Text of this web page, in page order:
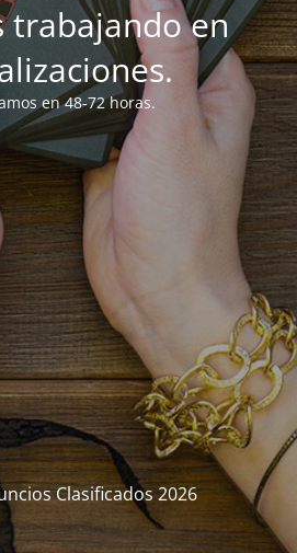
trabajando en
en 48-72 horas.
Clasificados 2026